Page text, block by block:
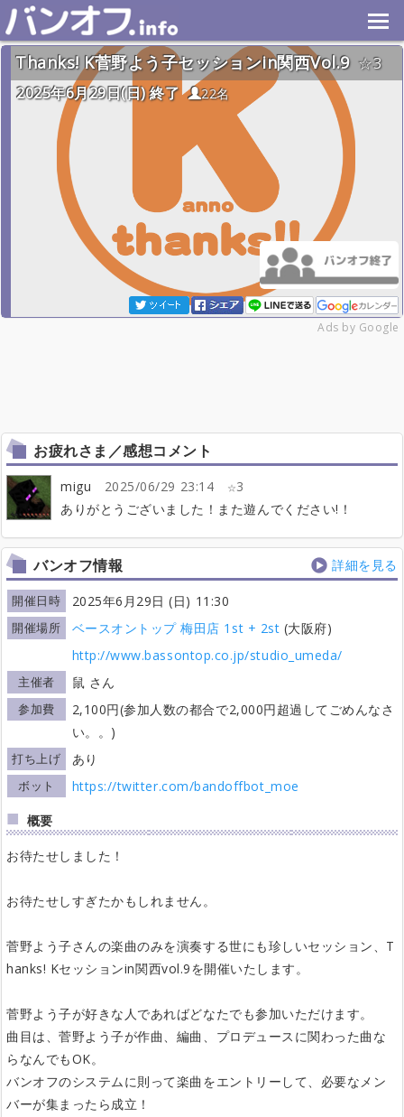
Thanks! K菅野よう子セッションin関西Vol.9
3
2025年6月29日(日) 終了
22名
Ads by Google
お疲れさま／感想コメント
migu 2025/06/29 23:14
3
ありがとうございました！また遊んでください!！
バンオフ情報 詳細を見る
開催日時 2025年6月29日 (日) 11:30
開催場所 ベースオントップ 梅田店 1st + 2st (大阪府)
http://www.bassontop.co.jp/studio_umeda/
主催者 鼠 さん
参加費
2,100円(参加人数の都合で2,000円超過してごめんなさ
い。。)
打ち上げ あり
ボット
https://twitter.com/bandoffbot_moe
概要
お待たせしました！
お待たせしすぎたかもしれません。
菅野よう子さんの楽曲のみを演奏する世にも珍しいセッション、T
hanks! Kセッションin関西vol.9を開催いたします。
菅野よう子が好きな人であればどなたでも参加いただけます。
曲目は、菅野よう子が作曲、編曲、プロデュースに関わった曲な
らなんでもOK。
バンオフのシステムに則って楽曲をエントリーして、必要なメン
バーが集まったら成立！